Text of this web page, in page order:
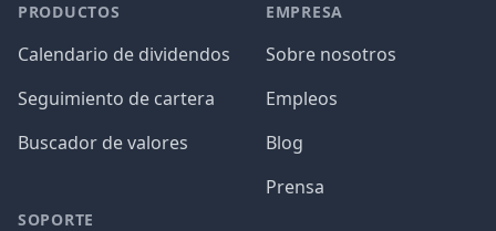
PRODUCTOS
Calendario de dividendos
Seguimiento de cartera
Buscador de valores
SOPORTE
EMPRESA
Sobre nosotros
Empleos
Blog
Prensa